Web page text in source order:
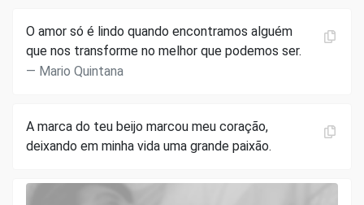
O amor só é lindo quando encontramos alguém
que nos transforme no melhor que podemos ser.
Mario Quintana
A marca do teu beijo marcou meu coração,
deixando em minha vida uma grande paixão.